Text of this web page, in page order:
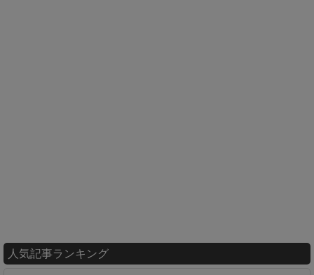
人気記事ランキング